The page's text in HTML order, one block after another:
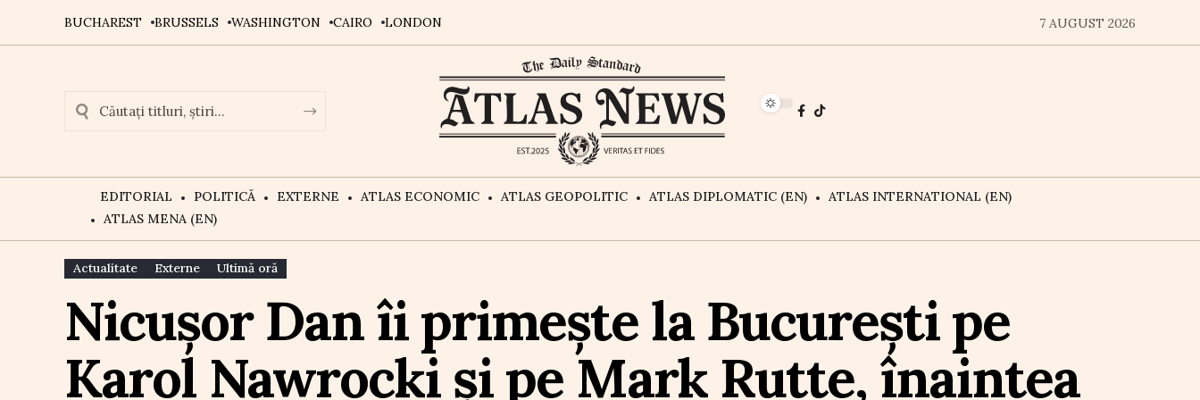
BUCHAREST BRUSSELS WASHINGTON CAIRO LONDON 7 AUGUST 2026
EDITORIAL POLITICĂ EXTERNE ATLAS ECONOMIC ATLAS GEOPOLITIC ATLAS DIPLOMATIC (EN)
ATLAS INTERNATIONAL (EN)
ATLAS MENA (EN)
Actualitate Externe Ultimă oră
Nicușor Dan îi primește la București pe
Karol Nawrocki și pe Mark Rutte, înaintea